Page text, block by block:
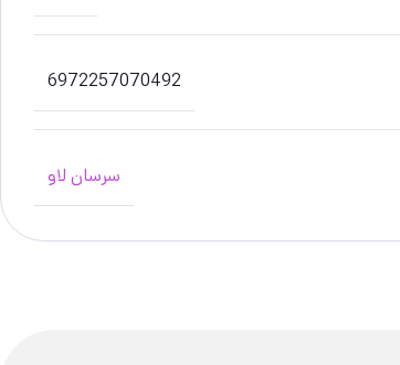
6972257070492
سرسان لاو